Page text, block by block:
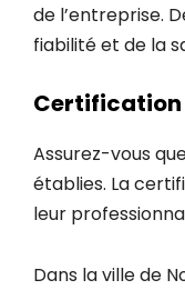
de l’entreprise.
fiabilité et de la
Certification
Assurez-vous
établies. La
leur
Dans la ville de